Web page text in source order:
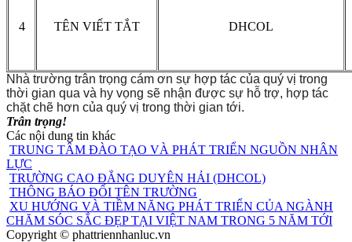
4 TÊN VIẾT TẮT DHCOL
Nhà trường trân trọng cám ơn sự hợp tác của quý vị trong
thời gian qua và hy vọng sẽ nhận được sự hỗ trợ, hợp tác
chặt chẽ hơn của quý vị trong thời gian tới.
Trân trọng!
Các nội dung tin khác
TRUNG TÂM ĐÀO TẠO VÀ PHÁT TRIỂN NGUỒN NHÂN
LỰC
TRƯỜNG CAO ĐẲNG DUYÊN HẢI (DHCOL)
THÔNG BÁO ĐỔI TÊN TRƯỜNG
XU HƯỚNG VÀ TIỀM NĂNG PHÁT TRIỂN CỦA NGÀNH
CHĂM SÓC SẮC ĐẸP TẠI VIỆT NAM TRONG 5 NĂM TỚI
Copyright © phattriennhanluc.vn